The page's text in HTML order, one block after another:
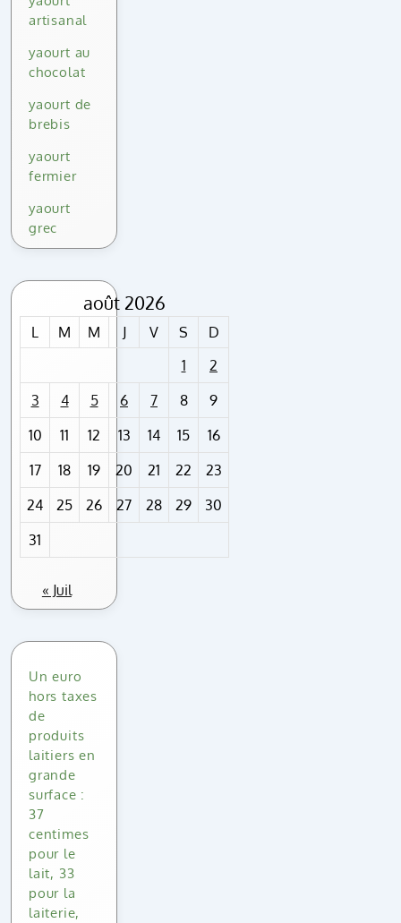
artisanal
yaourt au
chocolat
yaourt de
brebis
yaourt
fermier
yaourt
grec
août 2026
L M M J V S
D
1
2
3
4 5 6 7 8
9
10
11 12 13 14 15
16
17
18 19 20 21 22
23
24
25 26 27 28 29
30
31
« Juil
Un euro
hors taxes
de
produits
laitiers en
grande
surface :
37
centimes
pour le
lait, 33
pour la
laiterie,